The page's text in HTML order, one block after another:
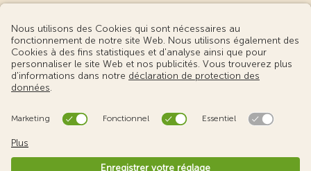
Conditions d’utilisation – informations juridiques
Gestion des cookies